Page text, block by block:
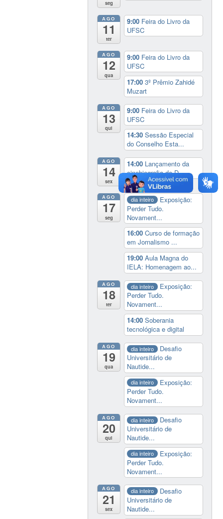
seg
AGO
11
ter
9:00 Feira do Livro da
UFSC
AGO
12
qua
9:00 Feira do Livro da
UFSC
17:003º Prêmio Zahidé
Muzart
AGO
13
qui
9:00 Feira do Livro da
UFSC
14:30Sessão Especial
do Conselho Esta...
AGO
14
sex
14:00 Lançamento da
cinebiografia de D...
AGO
17
seg
dia inteiro
Exposição:
Perder Tudo.
Novament...
16:00Curso de formação
em Jornalismo ...
19:00Aula Magna do
IELA: Homenagem ao...
AGO
18
ter
dia inteiro
Exposição:
Perder Tudo.
Novament...
14:00Soberania
tecnológica e digital
AGO
19
qua
dia inteiro
Desafio
Universitário de
Nautide...
dia inteiro
Exposição:
Perder Tudo.
Novament...
AGO
20
qui
dia inteiro
Desafio
Universitário de
Nautide...
dia inteiro
Exposição:
Perder Tudo.
Novament...
AGO
21
sex
dia inteiro
Desafio
Universitário de
Nautide...